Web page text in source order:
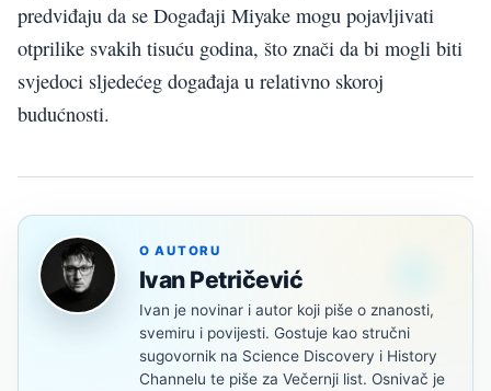
predviđaju da se Događaji Miyake mogu pojavljivati
otprilike svakih tisuću godina, što znači da bi mogli biti
svjedoci sljedećeg događaja u relativno skoroj
budućnosti.
O AUTORU
Ivan Petričević
Ivan je novinar i autor koji piše o znanosti,
svemiru i povijesti. Gostuje kao stručni
sugovornik na Science Discovery i History
Channelu te piše za Večernji list. Osnivač je